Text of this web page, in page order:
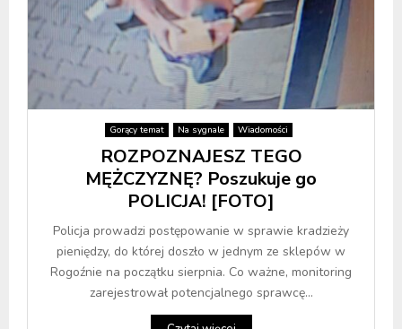
Gorący temat Na sygnale Wiadomości
ROZPOZNAJESZ TEGO
MĘŻCZYZNĘ? Poszukuje go
POLICJA! [FOTO]
Policja prowadzi postępowanie w sprawie kradzieży
pieniędzy, do której doszło w jednym ze sklepów w
Rogoźnie na początku sierpnia. Co ważne, monitoring
zarejestrował potencjalnego sprawcę...